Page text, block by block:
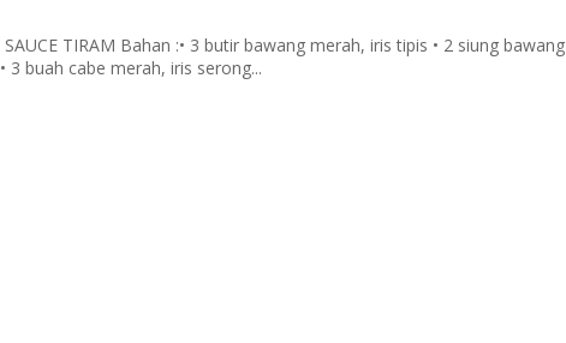
SAUCE TIRAM Bahan :• 3 butir bawang merah, iris tipis • 2 siung bawang
3 buah cabe merah, iris serong...